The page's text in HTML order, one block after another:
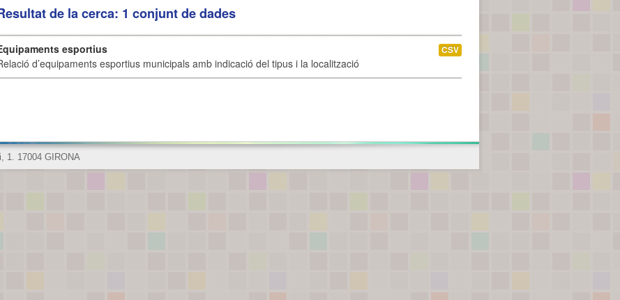
de la cerca: 1 conjunt de dades
esportius
d’equipaments esportius municipals amb indicació del tipus i la localització
CSV
1. 17004 GIRONA